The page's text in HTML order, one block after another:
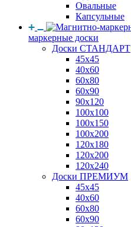
Овальные
Капсульные
маркерные доски
Доски СТАНДАРТ
45x45
40x60
60x80
60x90
90x120
100x100
100x150
100x200
120x180
120x200
120x240
Доски ПРЕМИУМ
45x45
40x60
60x80
60x90